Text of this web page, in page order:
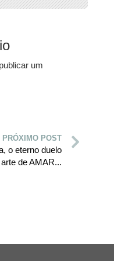
um
PRÓXIMO POST
o eterno duelo
arte de AMAR...